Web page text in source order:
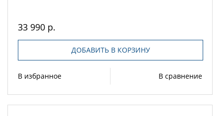
33 990 р.
ДОБАВИТЬ В КОРЗИНУ
В избранное В сравнение